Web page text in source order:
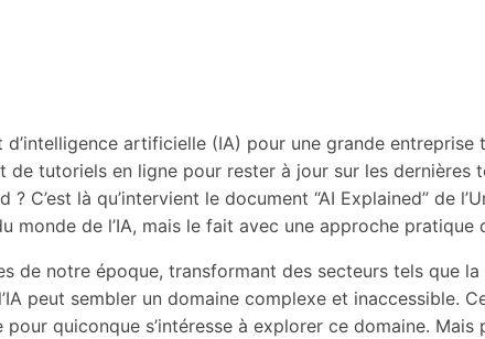
artificielle (IA) pour une grande
de tutoriels en ligne pour rester à jour sur les
C’est là qu’intervient le document “AI Explained” de
monde de l’IA, mais le fait avec une approche
de notre époque, transformant des secteurs tels que
peut sembler un domaine complexe et inaccessible.
quiconque s’intéresse à explorer ce domaine.